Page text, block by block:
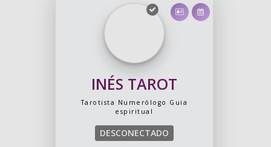
INÉS TAROT
Tarotista Numerólogo Guia
espiritual
DESCONECTADO